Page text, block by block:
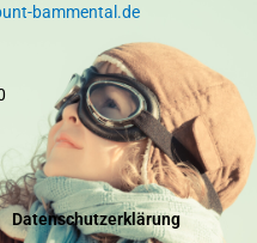
bammental.de
Datenschutzerklärung